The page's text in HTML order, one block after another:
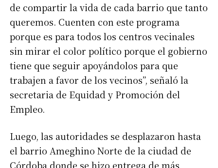
de compartir la vida de cada barrio que tanto
queremos. Cuenten con este programa
porque es para todos los centros vecinales
sin mirar el color político porque el gobierno
tiene que seguir apoyándolos para que
trabajen a favor de los vecinos”, señaló la
secretaria de Equidad y Promoción del
Empleo.
Luego, las autoridades se desplazaron hasta
el barrio Ameghino Norte de la ciudad de
Córdoba donde se hizo entrega de más